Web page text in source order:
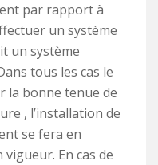
par rapport à
un système
un système
tous les cas le
la bonne tenue de
, l’installation de
se fera en
En cas de